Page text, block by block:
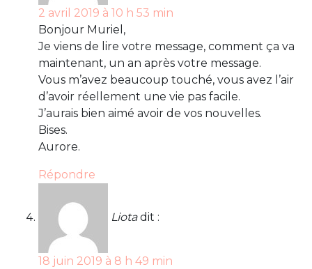
2 avril 2019 à 10 h 53 min
Bonjour Muriel,
Je viens de lire votre message, comment ça va
maintenant, un an après votre message.
Vous m’avez beaucoup touché, vous avez l’air
d’avoir réellement une vie pas facile.
J’aurais bien aimé avoir de vos nouvelles.
Bises.
Aurore.
Répondre
Liota dit :
18 juin 2019 à 8 h 49 min